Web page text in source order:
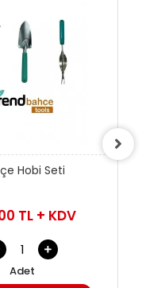
Hobi Seti
TL + KDV
Adet